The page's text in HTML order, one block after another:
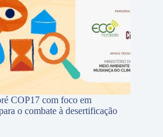
COP17 com foco em
o combate à desertificação